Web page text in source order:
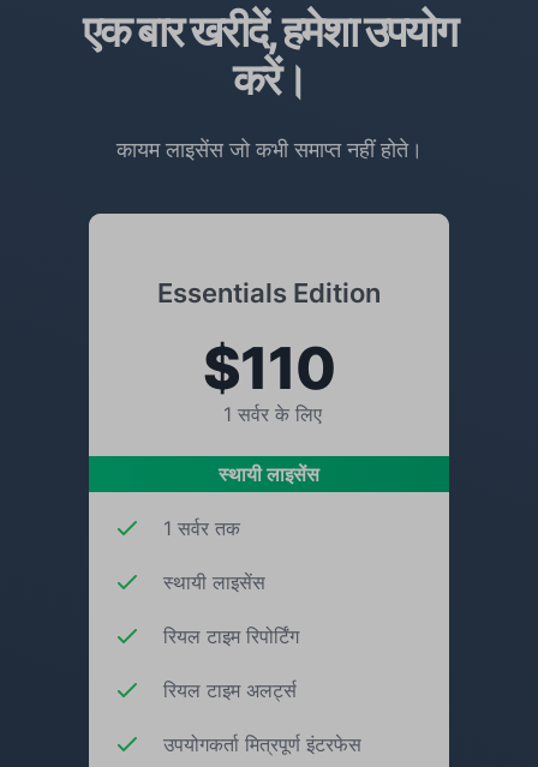
एक बार खरीदें, हमेशा उपयोग
करें।
कायम लाइसेंस जो कभी समाप्त नहीं होते।
Essentials Edition
$110
1 सर्वर के लिए
स्थायी लाइसेंस
1 सर्वर तक
स्थायी लाइसेंस
रियल टाइम रिपोर्टिंग
रियल टाइम अलर्ट्स
उपयोगकर्ता मित्रपूर्ण इंटरफेस